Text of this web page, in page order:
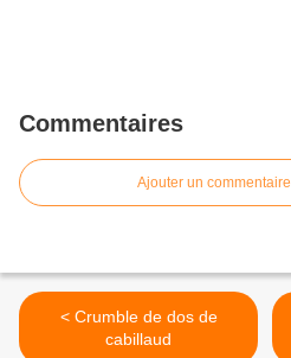
Commentaires
Ajouter un commentaire
< Crumble de dos de
cabillaud